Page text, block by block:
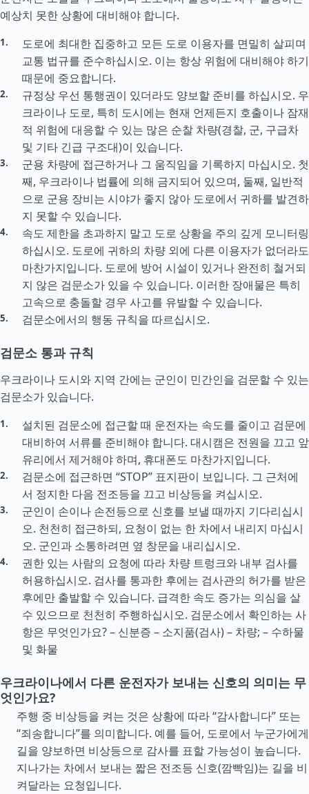
예상치 못한 상황에 대비해야 합니다.
도로에 최대한 집중하고 모든 도로 이용자를 면밀히 살피며
교통 법규를 준수하십시오. 이는 항상 위험에 대비해야 하기
때문에 중요합니다.
규정상 우선 통행권이 있더라도 양보할 준비를 하십시오. 우
크라이나 도로, 특히 도시에는 현재 언제든지 호출이나 잠재
적 위험에 대응할 수 있는 많은 순찰 차량(경찰, 군, 구급차
및 기타 긴급 구조대)이 있습니다.
군용 차량에 접근하거나 그 움직임을 기록하지 마십시오. 첫
째, 우크라이나 법률에 의해 금지되어 있으며, 둘째, 일반적
으로 군용 장비는 시야가 좋지 않아 도로에서 귀하를 발견하
지 못할 수 있습니다.
속도 제한을 초과하지 말고 도로 상황을 주의 깊게 모니터링
하십시오. 도로에 귀하의 차량 외에 다른 이용자가 없더라도
마찬가지입니다. 도로에 방어 시설이 있거나 완전히 철거되
지 않은 검문소가 있을 수 있습니다. 이러한 장애물은 특히
고속으로 충돌할 경우 사고를 유발할 수 있습니다.
검문소에서의 행동 규칙을 따르십시오.
검문소 통과 규칙
우크라이나 도시와 지역 간에는 군인이 민간인을 검문할 수 있는
검문소가 있습니다.
설치된 검문소에 접근할 때 운전자는 속도를 줄이고 검문에
대비하여 서류를 준비해야 합니다. 대시캠은 전원을 끄고 앞
유리에서 제거해야 하며, 휴대폰도 마찬가지입니다.
검문소에 접근하면 “STOP” 표지판이 보입니다. 그 근처에
서 정지한 다음 전조등을 끄고 비상등을 켜십시오.
군인이 손이나 손전등으로 신호를 보낼 때까지 기다리십시
오. 천천히 접근하되, 요청이 없는 한 차에서 내리지 마십시
오. 군인과 소통하려면 옆 창문을 내리십시오.
권한 있는 사람의 요청에 따라 차량 트렁크와 내부 검사를
허용하십시오. 검사를 통과한 후에는 검사관의 허가를 받은
후에만 출발할 수 있습니다. 급격한 속도 증가는 의심을 살
수 있으므로 천천히 주행하십시오. 검문소에서 확인하는 사
항은 무엇인가요? – 신분증 – 소지품(검사) – 차량; – 수하물
및 화물
우크라이나에서 다른 운전자가 보내는 신호의 의미는 무
엇인가요?
주행 중 비상등을 켜는 것은 상황에 따라 “감사합니다” 또는
“죄송합니다”를 의미합니다. 예를 들어, 도로에서 누군가에게
길을 양보하면 비상등으로 감사를 표할 가능성이 높습니다.
지나가는 차에서 보내는 짧은 전조등 신호(깜빡임)는 길을 비
켜달라는 요청입니다.